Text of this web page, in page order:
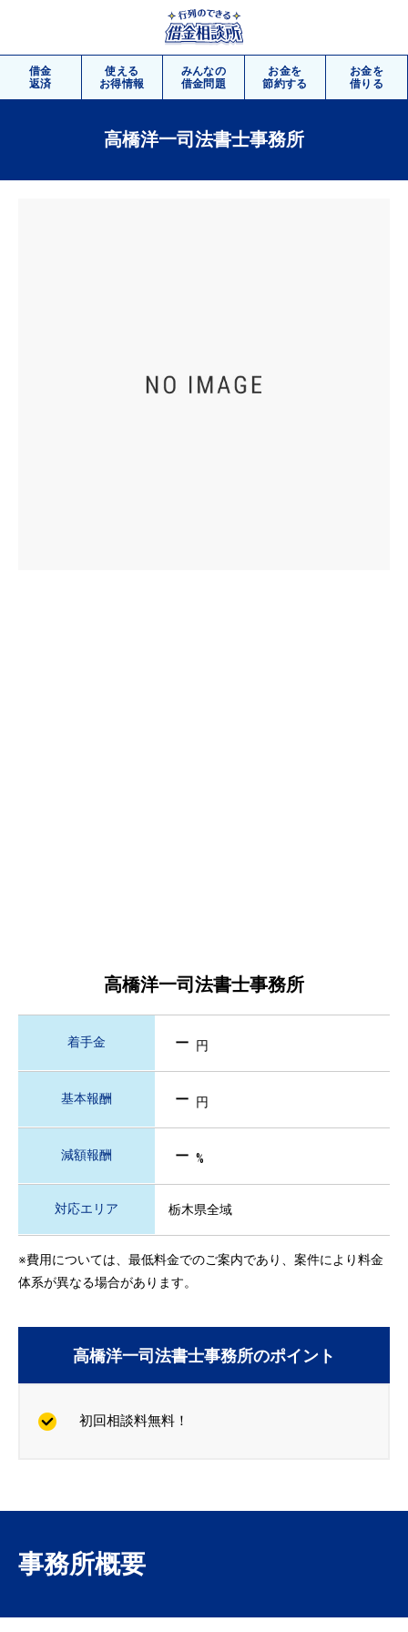
借金
返済
使える
お得情報
みんなの
借金問題
お金を
節約する
お金を
借りる
高橋洋一司法書士事務所
高橋洋一司法書士事務所
着手金 － 円
基本報酬 － 円
減額報酬 － %
対応エリア 栃木県全域
※費用については、最低料金でのご案内であり、案件により料金
体系が異なる場合があります。
高橋洋一司法書士事務所のポイント
初回相談料無料！
事務所概要